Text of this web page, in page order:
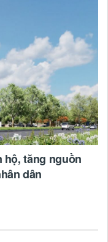
hộ, tăng nguồn
dân